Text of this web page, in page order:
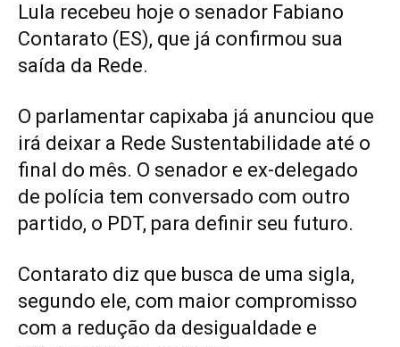
Lula recebeu hoje o senador Fabiano
Contarato (ES), que já confirmou sua
saída da Rede.
O parlamentar capixaba já anunciou que
irá deixar a Rede Sustentabilidade até o
final do mês. O senador e ex-delegado
de polícia tem conversado com outro
partido, o PDT, para definir seu futuro.
Contarato diz que busca de uma sigla,
segundo ele, com maior compromisso
com a redução da desigualdade e